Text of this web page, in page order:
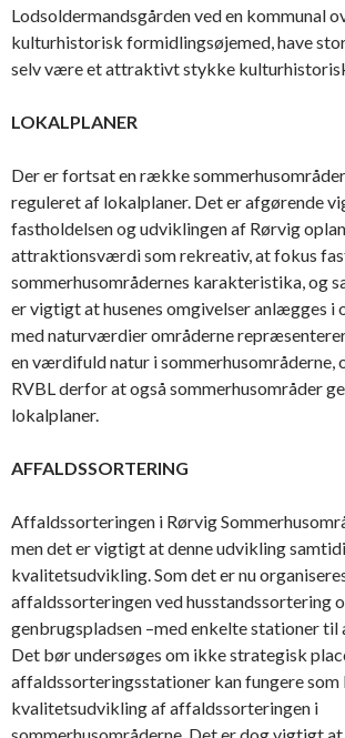
Lodsoldermandsgården ved en kommunal
kulturhistorisk formidlingsøjemed, have
selv være et attraktivt stykke
LOKALPLANER
Der er fortsat en række
reguleret af lokalplaner. Det er afgørende
fastholdelsen og udviklingen af Rørvig
attraktionsværdi som rekreativ, at fokus
sommerhusområdernes karakteristika, og
er vigtigt at husenes omgivelser anlægges i
med naturværdier områderne
en værdifuld natur i sommerhusområderne,
RVBL derfor at også sommerhusområder
lokalplaner.
AFFALDSSORTERING
Affaldssorteringen i Rørvig
men det er vigtigt at denne udvikling
kvalitetsudvikling. Som det er nu
affaldssorteringen ved husstandssortering
genbrugspladsen –med enkelte stationer til
Det bør undersøges om ikke strategisk
affaldssorteringsstationer kan fungere som
kvalitetsudvikling af affaldssorteringen i